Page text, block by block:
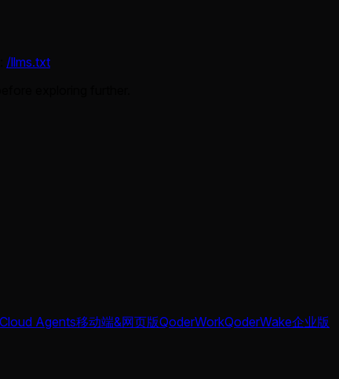
/llms.txt
Cloud Agents移动端&网页版QoderWorkQoderWake企业版